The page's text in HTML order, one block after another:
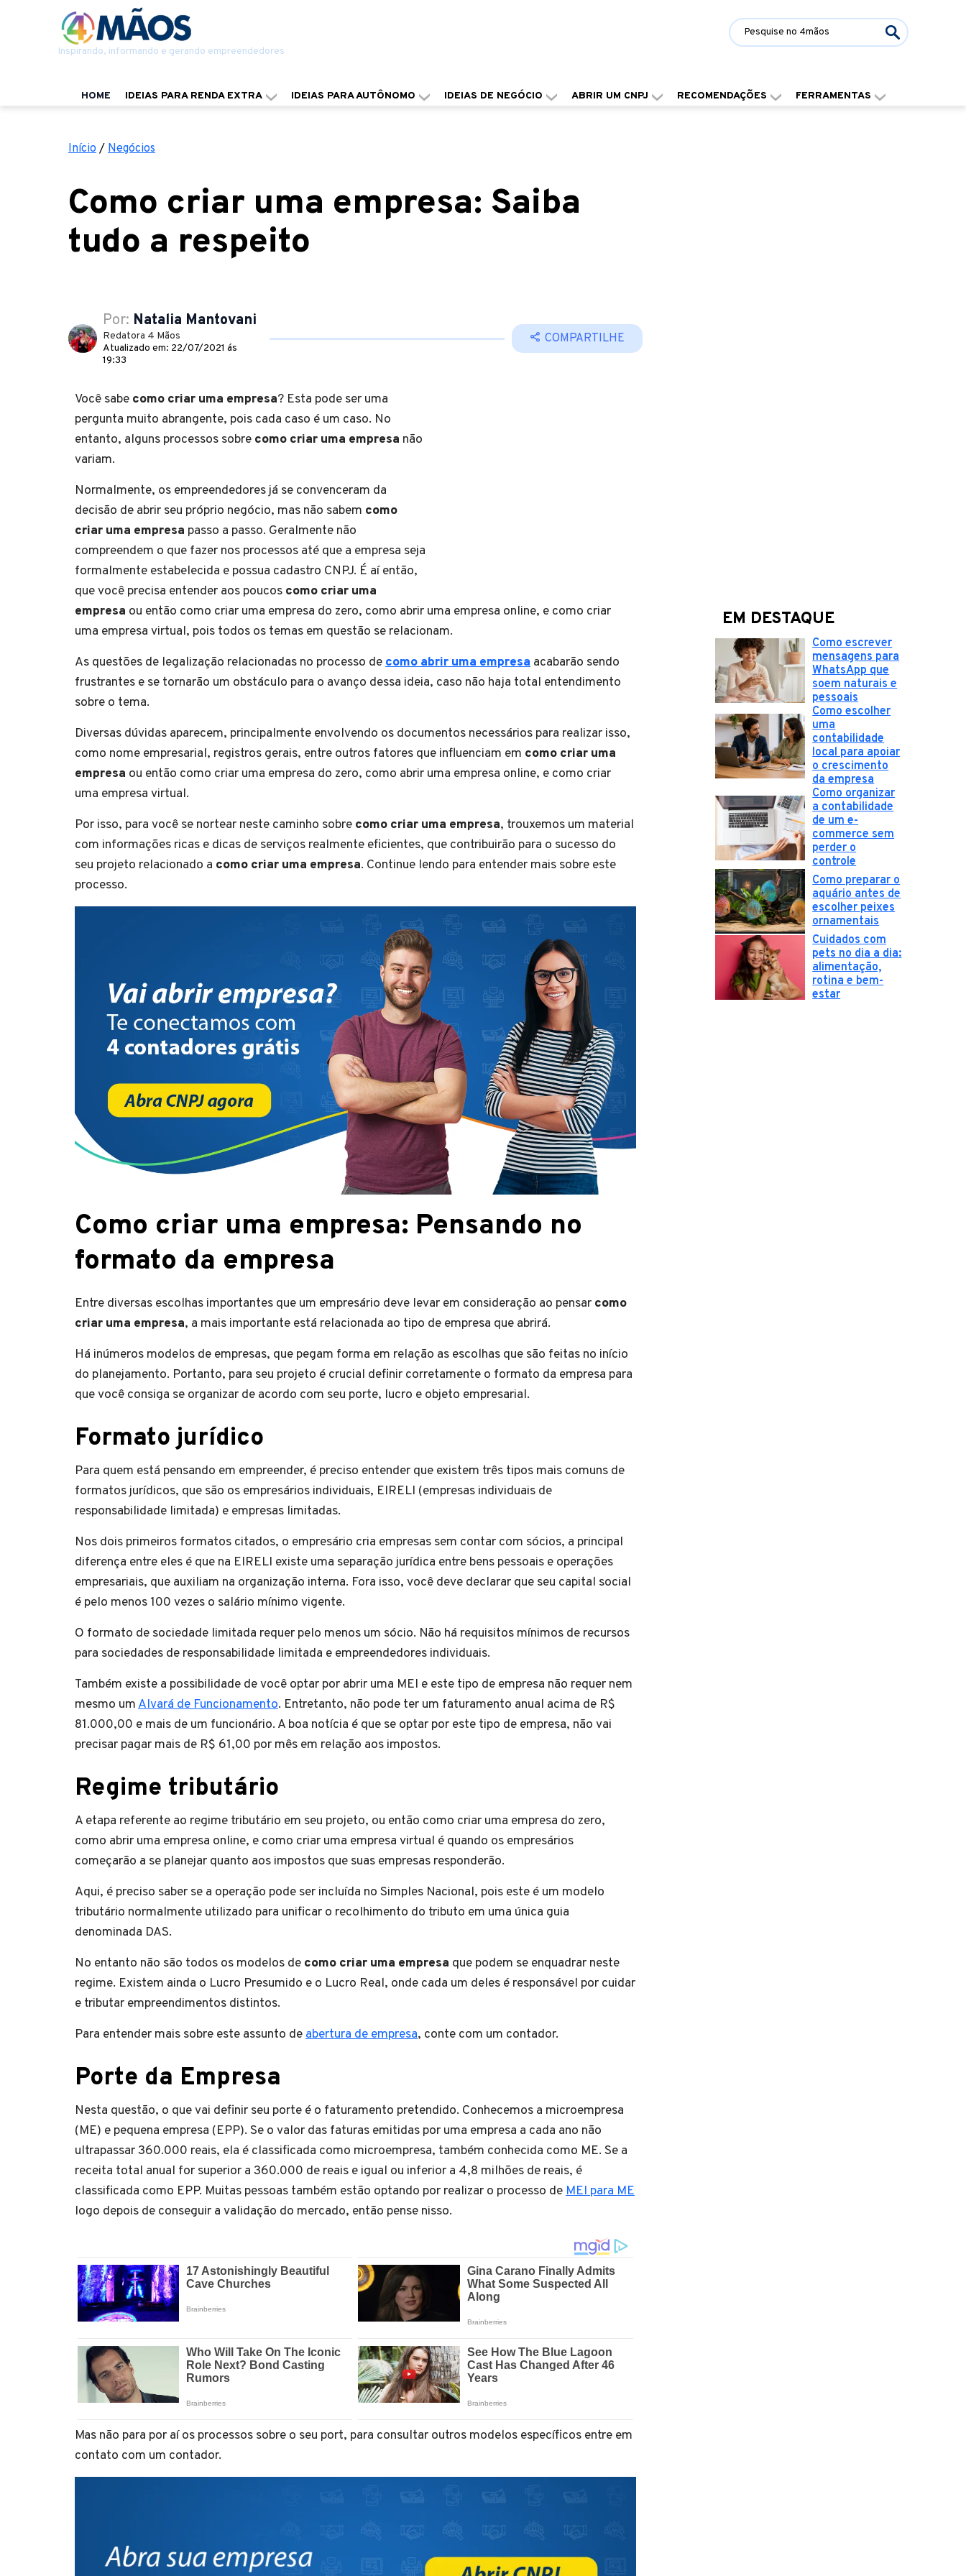
Inspirando, informando e gerando empreendedores
HOME IDEIAS PARA RENDA EXTRA IDEIAS PARA AUTÔNOMO IDEIAS DE NEGÓCIO ABRIR UM CNPJ RECOMENDAÇÕES FERRAMENTAS
Início / Negócios
Como criar uma empresa: Saiba
tudo a respeito
Por: Natalia Mantovani
Redatora 4 Mãos
Atualizado em: 22/07/2021 ás
19:33
COMPARTILHE
Você sabe como criar uma empresa? Esta pode ser uma
pergunta muito abrangente, pois cada caso é um caso. No
entanto, alguns processos sobre como criar uma empresa não
variam.
Normalmente, os empreendedores já se convenceram da
decisão de abrir seu próprio negócio, mas não sabem como
criar uma empresa passo a passo. Geralmente não
compreendem o que fazer nos processos até que a empresa seja
formalmente estabelecida e possua cadastro CNPJ. É aí então,
que você precisa entender aos poucos como criar uma
empresa ou então como criar uma empresa do zero, como abrir uma empresa online, e como criar
uma empresa virtual, pois todos os temas em questão se relacionam.
As questões de legalização relacionadas no processo de como abrir uma empresa acabarão sendo
frustrantes e se tornarão um obstáculo para o avanço dessa ideia, caso não haja total entendimento
sobre o tema.
Diversas dúvidas aparecem, principalmente envolvendo os documentos necessários para realizar isso,
como nome empresarial, registros gerais, entre outros fatores que influenciam em como criar uma
empresa ou então como criar uma empresa do zero, como abrir uma empresa online, e como criar
uma empresa virtual.
Por isso, para você se nortear neste caminho sobre como criar uma empresa, trouxemos um material
com informações ricas e dicas de serviços realmente eficientes, que contribuirão para o sucesso do
seu projeto relacionado a como criar uma empresa. Continue lendo para entender mais sobre este
processo.
Como criar uma empresa: Pensando no
formato da empresa
Entre diversas escolhas importantes que um empresário deve levar em consideração ao pensar como
criar uma empresa, a mais importante está relacionada ao tipo de empresa que abrirá.
Há inúmeros modelos de empresas, que pegam forma em relação as escolhas que são feitas no início
do planejamento. Portanto, para seu projeto é crucial definir corretamente o formato da empresa para
que você consiga se organizar de acordo com seu porte, lucro e objeto empresarial.
Formato jurídico
Para quem está pensando em empreender, é preciso entender que existem três tipos mais comuns de
formatos jurídicos, que são os empresários individuais, EIRELI (empresas individuais de
responsabilidade limitada) e empresas limitadas.
Nos dois primeiros formatos citados, o empresário cria empresas sem contar com sócios, a principal
diferença entre eles é que na EIRELI existe uma separação jurídica entre bens pessoais e operações
empresariais, que auxiliam na organização interna. Fora isso, você deve declarar que seu capital social
é pelo menos 100 vezes o salário mínimo vigente.
O formato de sociedade limitada requer pelo menos um sócio. Não há requisitos mínimos de recursos
para sociedades de responsabilidade limitada e empreendedores individuais.
Também existe a possibilidade de você optar por abrir uma MEI e este tipo de empresa não requer nem
mesmo umAlvará de Funcionamento. Entretanto, não pode ter um faturamento anual acima de R$
81.000,00 e mais de um funcionário. A boa notícia é que se optar por este tipo de empresa, não vai
precisar pagar mais de R$ 61,00 por mês em relação aos impostos.
Regime tributário
A etapa referente ao regime tributário em seu projeto, ou então como criar uma empresa do zero,
como abrir uma empresa online, e como criar uma empresa virtual é quando os empresários
começarão a se planejar quanto aos impostos que suas empresas responderão.
Aqui, é preciso saber se a operação pode ser incluída no Simples Nacional, pois este é um modelo
tributário normalmente utilizado para unificar o recolhimento do tributo em uma única guia
denominada DAS.
No entanto não são todos os modelos de como criar uma empresa que podem se enquadrar neste
regime. Existem ainda o Lucro Presumido e o Lucro Real, onde cada um deles é responsável por cuidar
e tributar empreendimentos distintos.
Para entender mais sobre este assunto deabertura de empresa, conte com um contador.
Porte da Empresa
Nesta questão, o que vai definir seu porte é o faturamento pretendido. Conhecemos a microempresa
(ME) e pequena empresa (EPP). Se o valor das faturas emitidas por uma empresa a cada ano não
ultrapassar 360.000 reais, ela é classificada como microempresa, também conhecida como ME. Se a
receita total anual for superior a 360.000 de reais e igual ou inferior a 4,8 milhões de reais, é
classificada como EPP. Muitas pessoas também estão optando por realizar o processo deMEI para ME
logo depois de conseguir a validação do mercado, então pense nisso.
Mas não para por aí os processos sobre o seu port, para consultar outros modelos específicos entre em
contato com um contador.
EM DESTAQUE
Como escrever
mensagens para
WhatsApp que
soem naturais e
pessoais
Como escolher
uma
contabilidade
local para apoiar
o crescimento
da empresa
Como organizar
a contabilidade
de um e-
commerce sem
perder o
controle
Como preparar o
aquário antes de
escolher peixes
ornamentais
Cuidados com
pets no dia a dia:
alimentação,
rotina e bem-
estar